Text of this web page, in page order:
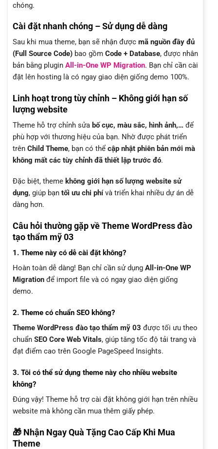
chóng.
Cài đặt nhanh chóng – Sử dụng dễ dàng
Sau khi mua theme, bạn sẽ nhận được mã nguồn đầy đủ
(Full Source Code) bao gồm Code + Database, được nhân
bản bằng plugin All-in-One WP Migration. Bạn chỉ cần cài
đặt lên hosting là có ngay giao diện giống demo 100%.
Linh hoạt trong tùy chỉnh – Không giới hạn số
lượng website
Theme hỗ trợ chỉnh sửa bố cục, màu sắc, hình ảnh,… để
phù hợp với thương hiệu của bạn. Nhờ được phát triển
trên Child Theme, bạn có thể cập nhật phiên bản mới mà
không mất các tùy chỉnh đã thiết lập trước đó.
Đặc biệt, theme không giới hạn số lượng website sử
dụng, giúp bạn tối ưu chi phívà triển khai nhiều dự án dễ
dàng hơn.
Câu hỏi thường gặp về Theme WordPress đào
tạo thẩm mỹ 03
1. Theme này có dễ cài đặt không?
Hoàn toàn dễ dàng! Bạn chỉ cần sử dụng All-in-One WP
Migration để import file và có ngay giao diện giống
demo.
2. Theme có chuẩn SEO không?
Theme WordPress đào tạo thẩm mỹ 03 được tối ưu theo
chuẩn SEO Core Web Vitals, giúp tăng tốc độ tải trang và
đạt điểm cao trên Google PageSpeed Insights.
3. Tôi có thể sử dụng theme này cho nhiều website
không?
Đúng vậy! Theme hỗ trợ cài đặt không giới hạn trên nhiều
website mà không cần mua thêm giấy phép.
🎁 Nhận Ngay Quà Tặng Cao Cấp Khi Mua
Theme